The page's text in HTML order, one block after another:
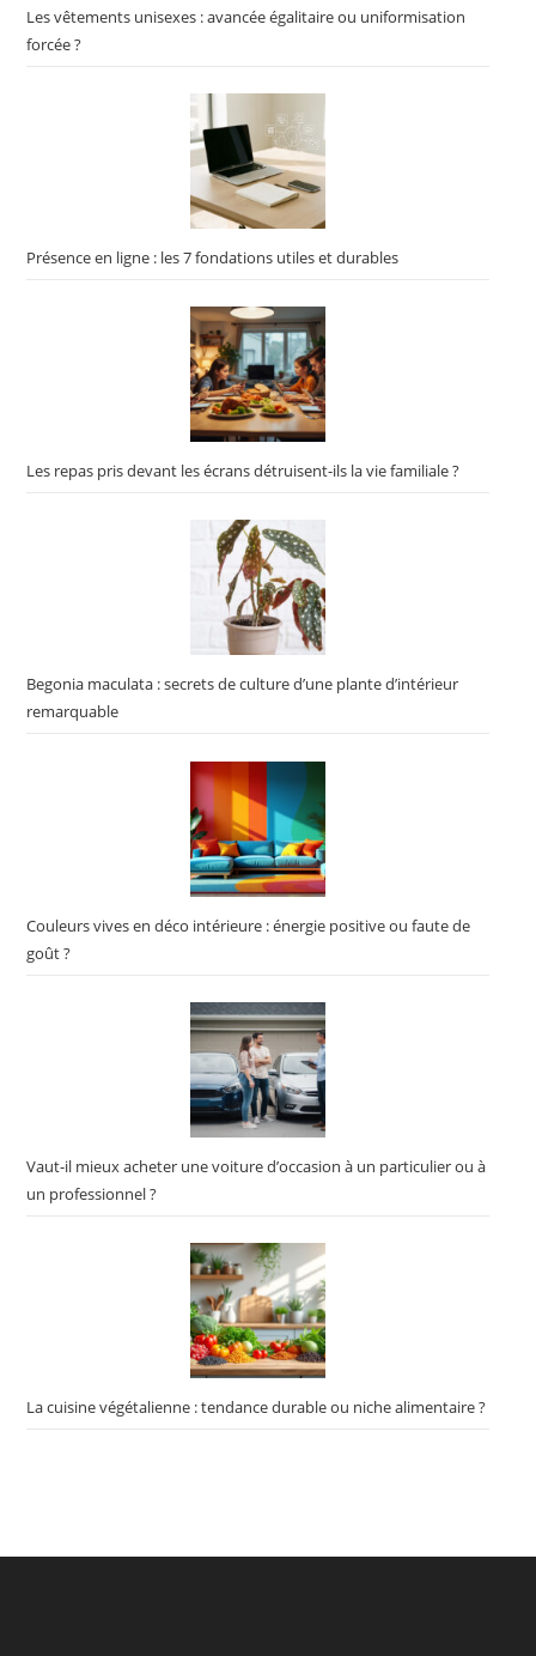
Les vêtements unisexes : avancée égalitaire ou uniformisation
forcée ?
Présence en ligne : les 7 fondations utiles et durables
Les repas pris devant les écrans détruisent-ils la vie familiale ?
Begonia maculata : secrets de culture d’une plante d’intérieur
remarquable
Couleurs vives en déco intérieure : énergie positive ou faute de
goût ?
Vaut-il mieux acheter une voiture d’occasion à un particulier ou à
un professionnel ?
La cuisine végétalienne : tendance durable ou niche alimentaire ?